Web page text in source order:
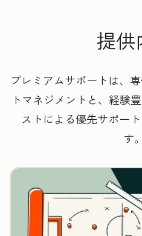
提供
プレミアムサポートは、
トマネジメントと、経験
ストによる優先サポー
す。